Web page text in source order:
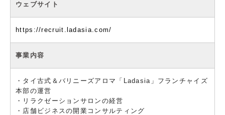
ウェブサイト
https://recruit.ladasia.com/
事業内容
・タイ古式＆バリニーズアロマ「Ladasia」フランチャイズ
本部の運営
・リラクゼーションサロンの経営
・店舗ビジネスの開業コンサルティング